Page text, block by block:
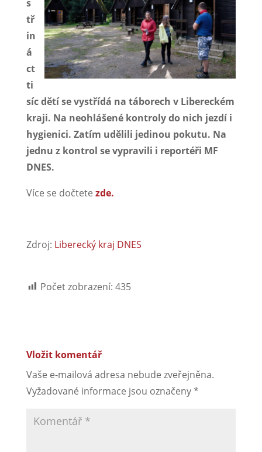
s
tř
in
á
ct
ti
síc dětí se vystřídá na táborech v Libereckém
kraji. Na neohlášené kontroly do nich jezdí i
hygienici. Zatím udělili jedinou pokutu. Na
jednu z kontrol se vypravili i reportéři MF
DNES.
Více se dočtete zde.
Zdroj: Liberecký kraj DNES
Počet zobrazení: 435
Vložit komentář
Vaše e-mailová adresa nebude zveřejněna.
Vyžadované informace jsou označeny*